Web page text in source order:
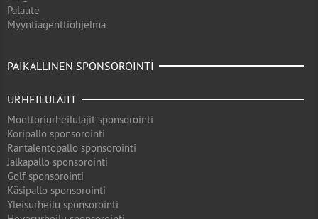
Palaute
Myyntiagenttiohjelma
PAIKALLINEN SPONSOROINTI
URHEILULAJIT
Moottoriurheilulajit sponsorointi
Koripallo sponsorointi
Rantalentopallo sponsorointi
Jalkapallo sponsorointi
Golf sponsorointi
Käsipallo sponsorointi
Yleisurheilu sponsorointi